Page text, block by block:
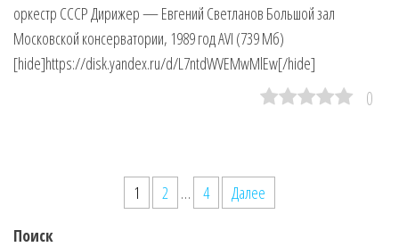
оркестр СССР Дирижер — Евгений Светланов Большой зал
Московской консерватории, 1989 год AVI (739 Мб)
[hide]https://disk.yandex.ru/d/L7ntdWVEMwMlEw[/hide]
0
записей
1 2 … 4
Далее
Поиск